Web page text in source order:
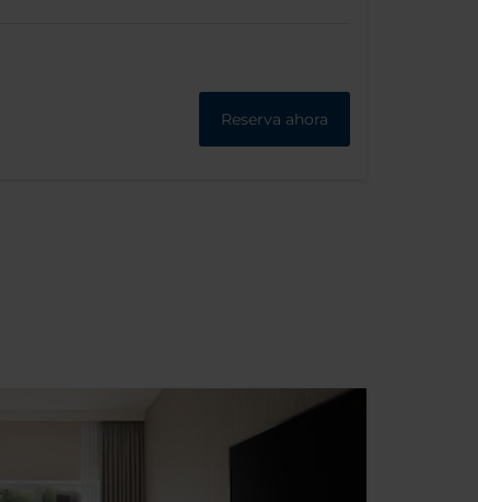
Reserva ahora